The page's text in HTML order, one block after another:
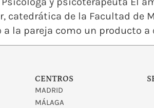
catedrática de la Facultad de
la pareja como un producto
CENTROS
MADRID
MÁLAGA